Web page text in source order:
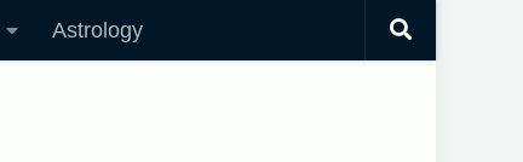
Astrology